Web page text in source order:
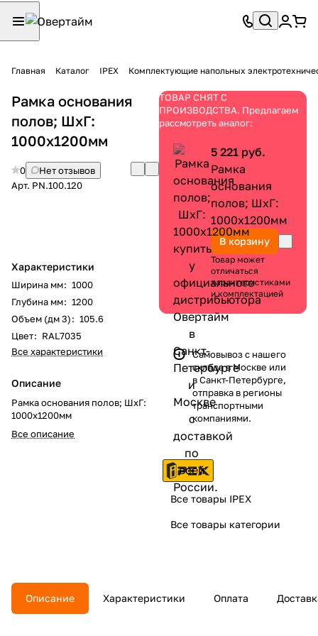
Главная Каталог IPEX Комплектующие напольных
Рамка основания
полов; ШхГ:
1000х1200мм
0
Нет отзывов
Арт. PN.100.120
Характеристики
Ширина мм: 1000
Глубина мм: 1200
Объем (дм 3): 105.6
Цвет: RAL7035
Все характеристики
Описание
Рамка основания полов; ШхГ:
1000х1200мм
Все описание
ТОВАР СНЯТ С
ПРОИЗВОДСТВА. Предлагаем
рассмотреть аналог:
5 221 руб.
Рамка
основания
полов; ШхГ:
1000х1200мм
В корзину
Товар может
отличаться
характеристиками
и комплектацией
Самовывоз с нашего
склада в Москве или
в Санкт-Петербурге,
отправка в регионы
транспортными
компаниями.
Все товары IPEX
Все товары категории
Описание Характеристики Оплата